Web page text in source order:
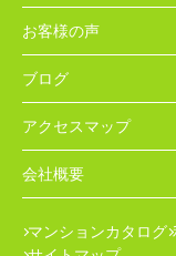
お客様の声
ブログ
アクセスマップ
会社概要
マンションカタログ